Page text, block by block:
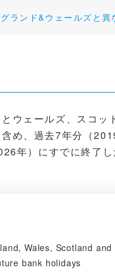
ランド&ウェールズと異
ウェールズ、スコ
め、過去7年分（
年）にすでに終了
Wales, Scotland and
bank holidays